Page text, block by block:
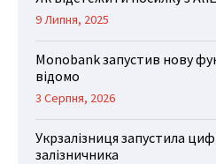
9 Липня, 2025
Monobank запустив нову
відомо
3 Серпня, 2026
Укрзалізниця запустила
залізничника